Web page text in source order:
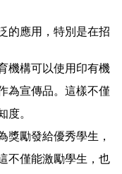
的應用，特別是在招
機構可以使用印有機
為宣傳品。這樣不僅
。
獎勵發給優秀學生，
不僅能激勵學生，也